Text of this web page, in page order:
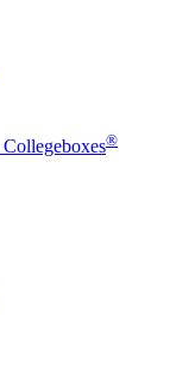
Collegeboxes®